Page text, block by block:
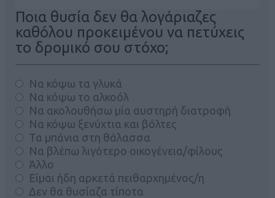
Ποια θυσία δεν θα λογάριαζες
καθόλου προκειμένου να πετύχεις
το δρομικό σου στόχο;
Να κόψω τα γλυκά
Να κόψω το αλκοόλ
Να ακολουθήσω μία αυστηρή διατροφή
Να κόψω ξενύχτια και βόλτες
Τα μπάνια στη θάλασσα
Να βλέπω λιγότερο οικογένεια/φίλους
Άλλο
Είμαι ήδη αρκετά πειθαρχημένος/η
Δεν θα θυσίαζα τίποτα